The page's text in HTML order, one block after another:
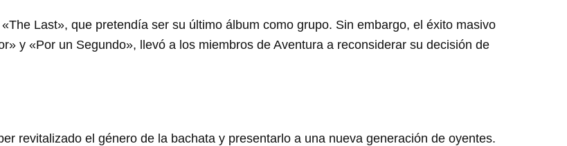
Last», que pretendía ser su último álbum como grupo. Sin embargo, el éxito masivo
y «Por un Segundo», llevó a los miembros de Aventura a reconsiderar su decisión de
revitalizado el género de la bachata y presentarlo a una nueva generación de oyentes.